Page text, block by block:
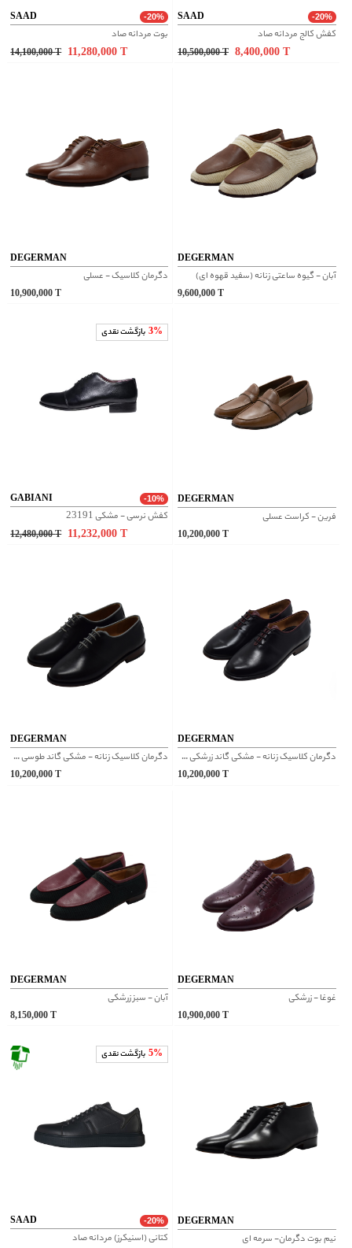
SAAD -20%
بوت مردانه صاد
14,100,000 T 11,280,000
SAAD -20%
کفش کالج مردانه صاد
10,500,000 T 8,400,000
DEGERMAN
دگرمان کلاسیک - عسلی
10,900,000
DEGERMAN
آبان - گیوه ساعتی زنانه (سفید قهوه ای)
9,600,000
3% بازگشت نقدی
GABIANI -10%
کفش نرسی - مشکی 23191
12,480,000 T 11,232,000
DEGERMAN
فرین - کراست عسلی
10,200,000
DEGERMAN
دگرمان کلاسیک زنانه - مشکی گاند طوسی 101
10,200,000
DEGERMAN
دگرمان کلاسیک زنانه - مشکی گاند زرشکی 121
10,200,000
DEGERMAN
آبان - سبز زرشکی
8,150,000
DEGERMAN
غوغا - زرشکی
10,900,000
5% بازگشت نقدی
SAAD -20%
کتانی (اسنیکرز) مردانه صاد
DEGERMAN
نیم بوت دگرمان- سرمه ای